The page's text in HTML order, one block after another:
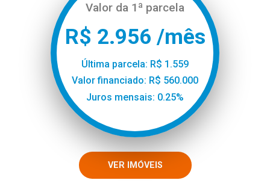
Valor da 1ª parcela
R$ 2.956 /mês
Última parcela: R$ 1.559
Valor financiado: R$ 560.000
Juros mensais: 0.25%
VER IMÓVEIS